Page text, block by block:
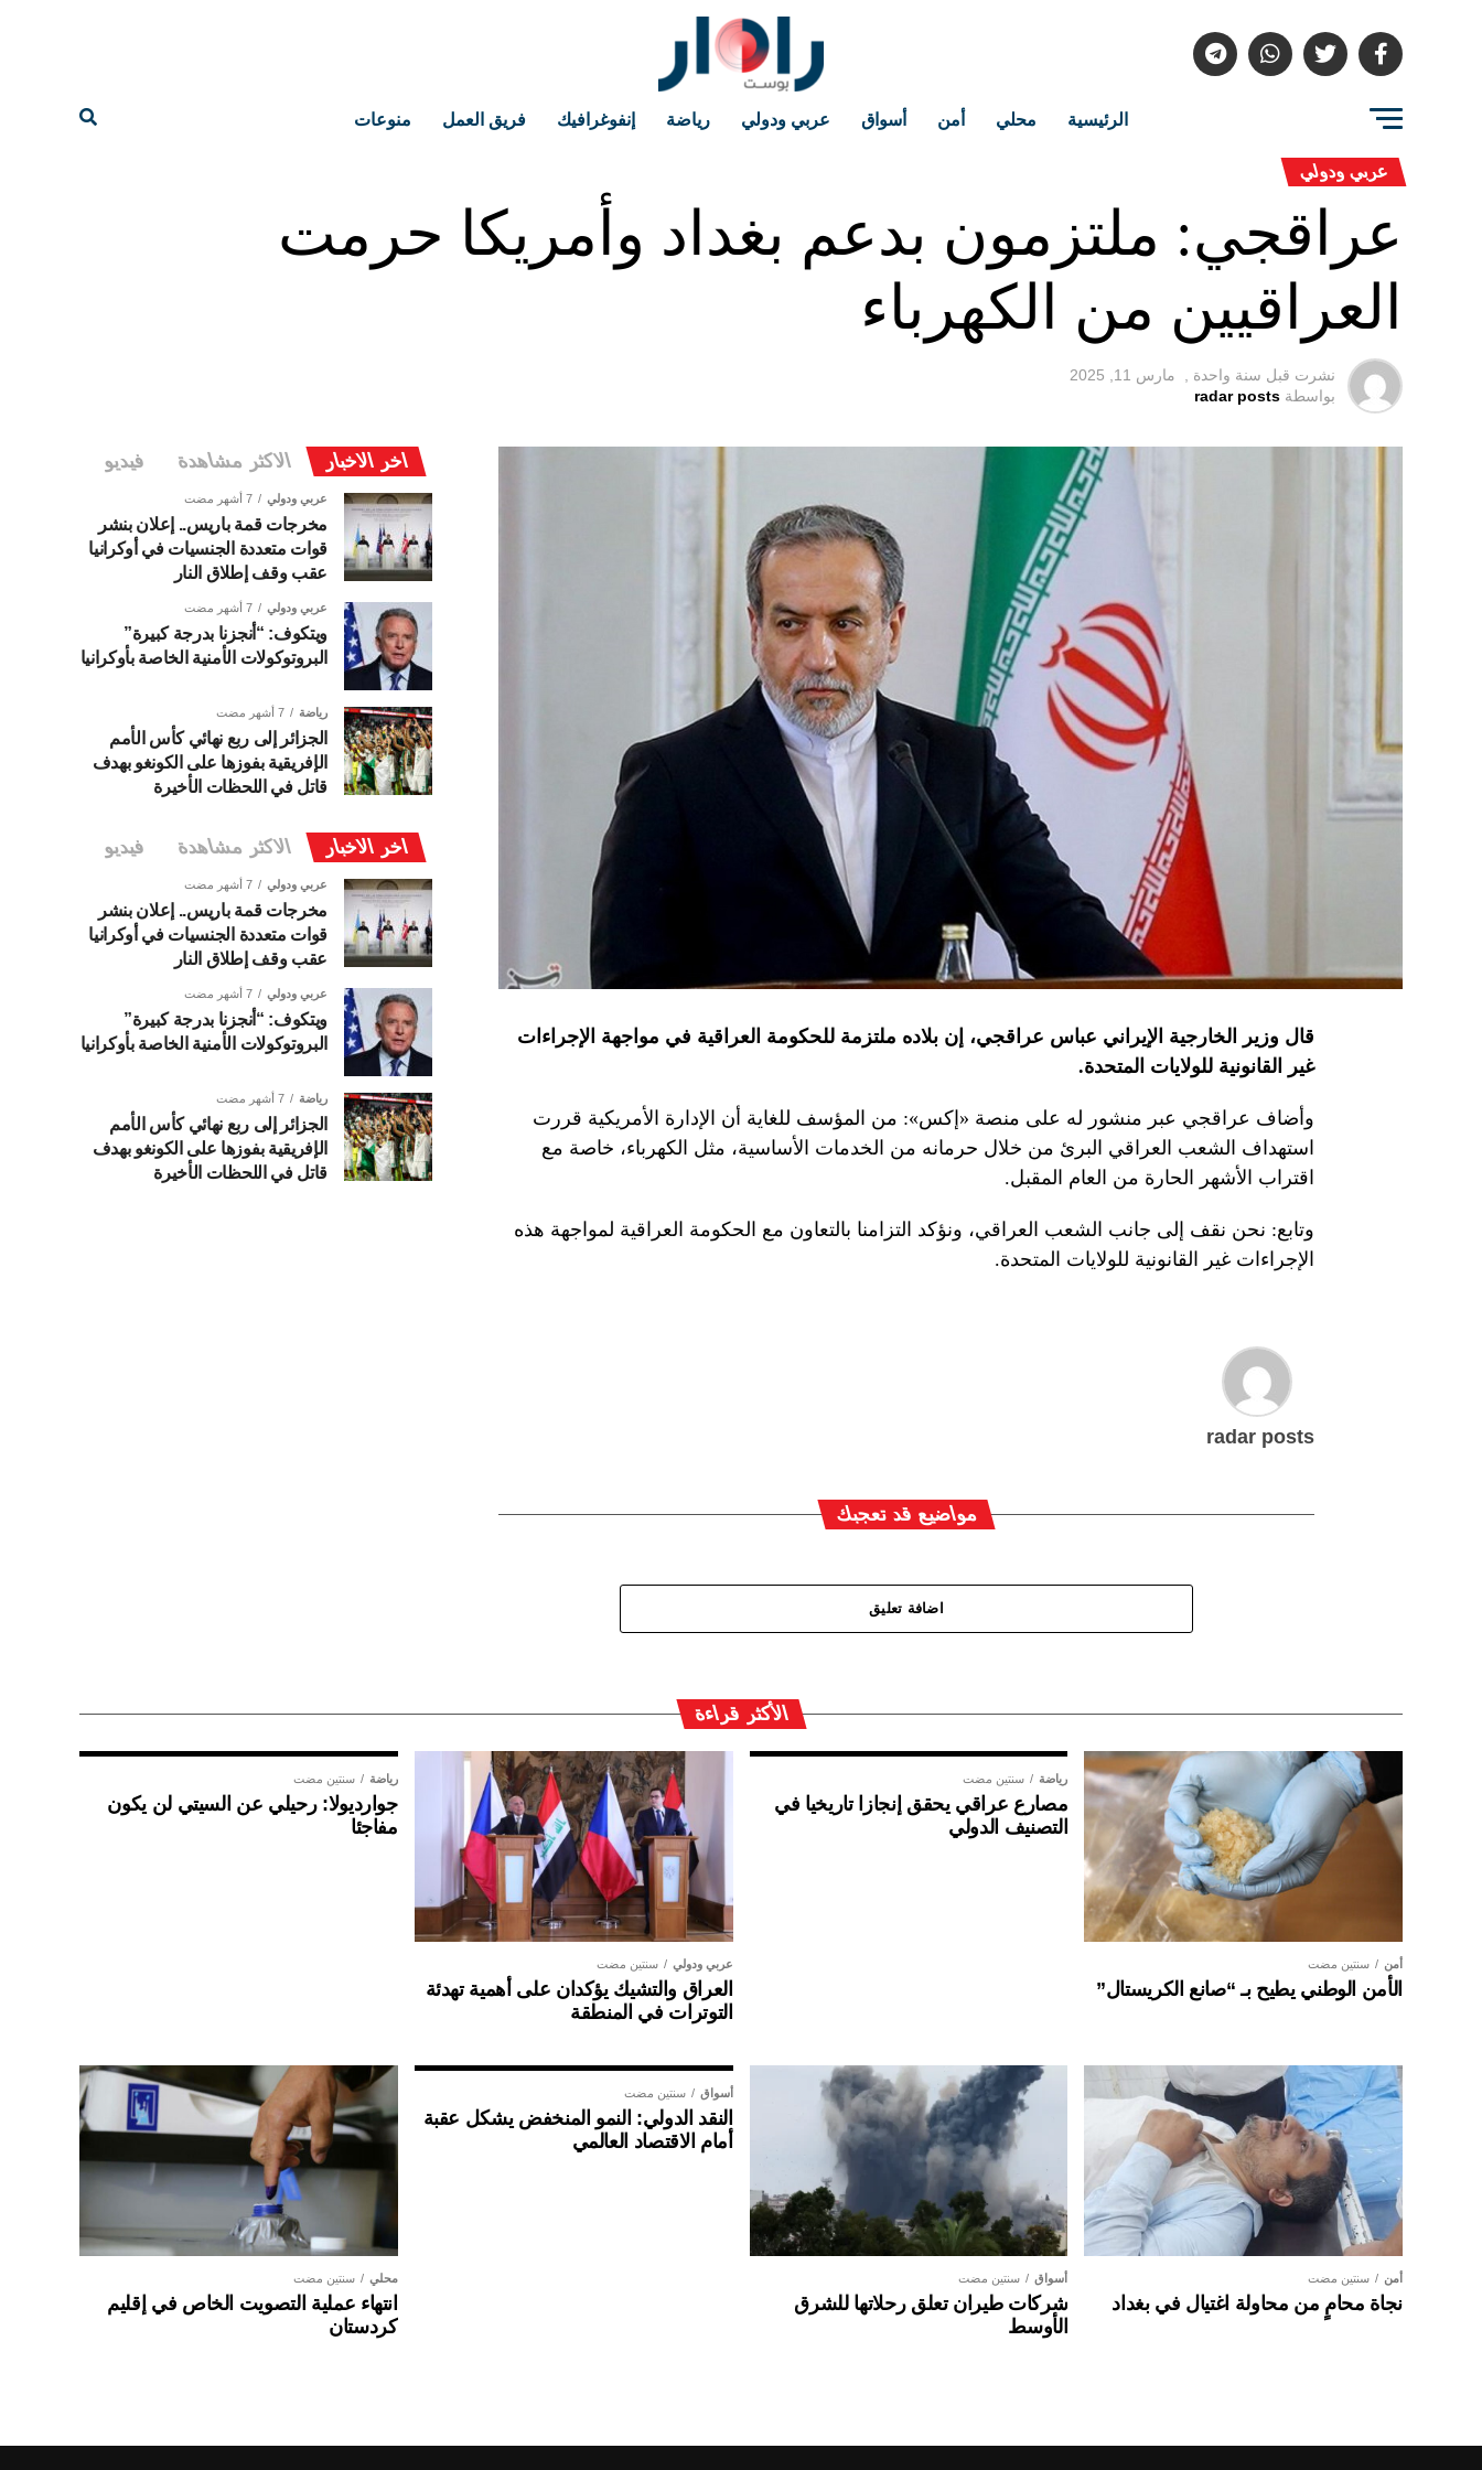
الرئيسية محلي أمن أسواق عربي ودولي رياضة إنفوغرافيك فريق العمل منوعات
عربي ودولي
عراقجي: ملتزمون بدعم بغداد وأمريكا حرمت
العراقيين من الكهرباء
نشرت قبل سنة واحدة ,
مارس 11, 2025
بواسطة radar posts
قال وزير الخارجية الإيراني عباس عراقجي، إن بلاده ملتزمة للحكومة العراقية في مواجهة الإجراءات
غير القانونية للولايات المتحدة.
وأضاف عراقجي عبر منشور له على منصة «إكس»: من المؤسف للغاية أن الإدارة الأمريكية قررت
استهداف الشعب العراقي البرئ من خلال حرمانه من الخدمات الأساسية، مثل الكهرباء، خاصة مع
اقتراب الأشهر الحارة من العام المقبل.
وتابع: نحن نقف إلى جانب الشعب العراقي، ونؤكد التزامنا بالتعاون مع الحكومة العراقية لمواجهة هذه
الإجراءات غير القانونية للولايات المتحدة.
radar posts
مواضيع قد تعجبك
اضافة تعليق
اخر الاخبار الاكثر مشاهدة فيديو
عربي ودولي 7 أشهر مضت
مخرجات قمة باريس.. إعلان بنشر
قوات متعددة الجنسيات في أوكرانيا
عقب وقف إطلاق النار
عربي ودولي 7 أشهر مضت
ويتكوف: “أنجزنا بدرجة كبيرة”
البروتوكولات الأمنية الخاصة بأوكرانيا
رياضة 7 أشهر مضت
الجزائر إلى ربع نهائي كأس الأمم
الإفريقية بفوزها على الكونغو بهدف
قاتل في اللحظات الأخيرة
اخر الاخبار الاكثر مشاهدة فيديو
عربي ودولي 7 أشهر مضت
مخرجات قمة باريس.. إعلان بنشر
قوات متعددة الجنسيات في أوكرانيا
عقب وقف إطلاق النار
عربي ودولي 7 أشهر مضت
ويتكوف: “أنجزنا بدرجة كبيرة”
البروتوكولات الأمنية الخاصة بأوكرانيا
رياضة 7 أشهر مضت
الجزائر إلى ربع نهائي كأس الأمم
الإفريقية بفوزها على الكونغو بهدف
قاتل في اللحظات الأخيرة
الأكثر قراءة
أمن سنتين مضت
الأمن الوطني يطيح بـ “صانع الكريستال”
رياضة سنتين مضت
مصارع عراقي يحقق إنجازا تاريخيا في
التصنيف الدولي
عربي ودولي سنتين مضت
العراق والتشيك يؤكدان على أهمية تهدئة
التوترات في المنطقة
رياضة سنتين مضت
جوارديولا: رحيلي عن السيتي لن يكون
مفاجئا
أمن سنتين مضت
نجاة محامٍ من محاولة اغتيال في بغداد
أسواق سنتين مضت
شركات طيران تعلق رحلاتها للشرق
الأوسط
أسواق سنتين مضت
النقد الدولي: النمو المنخفض يشكل عقبة
أمام الاقتصاد العالمي
محلي سنتين مضت
انتهاء عملية التصويت الخاص في إقليم
كردستان